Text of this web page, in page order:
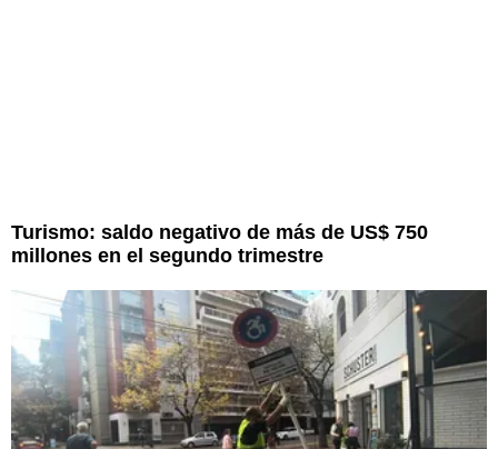
Turismo: saldo negativo de más de US$ 750
millones en el segundo trimestre